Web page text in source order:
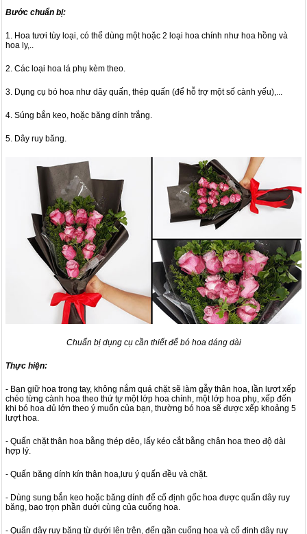
Bước chuẩn bị:
1. Hoa tươi tùy loại, có thể dùng một hoặc 2 loại hoa chính như hoa hồng và
hoa ly,..
2. Các loại hoa lá phụ kèm theo.
3. Dụng cụ bó hoa như dây quấn, thép quấn (để hỗ trợ một số cành yếu),...
4. Súng bắn keo, hoặc băng dính trắng.
5. Dây ruy băng.
Chuẩn bị dụng cụ cần thiết để bó hoa dáng dài
Thực hiện:
- Bạn giữ hoa trong tay, không nắm quá chặt sẽ làm gẫy thân hoa, lần lượt xếp
chéo từng cành hoa theo thứ tự một lớp hoa chính, một lớp hoa phụ, xếp đến
khi bó hoa đủ lớn theo ý muốn của bạn, thường bó hoa sẽ được xếp khoảng 5
lượt hoa.
- Quấn chặt thân hoa bằng thép dẻo, lấy kéo cắt bằng chân hoa theo độ dài
hợp lý.
- Quấn băng dính kín thân hoa,lưu ý quấn đều và chặt.
- Dùng sung bắn keo hoặc băng dính để cố định gốc hoa được quấn dây ruy
băng, bao trọn phần duới cùng của cuống hoa.
- Quấn dây ruy băng từ dưới lên trên, đến gần cuống hoa và cố định dây ruy